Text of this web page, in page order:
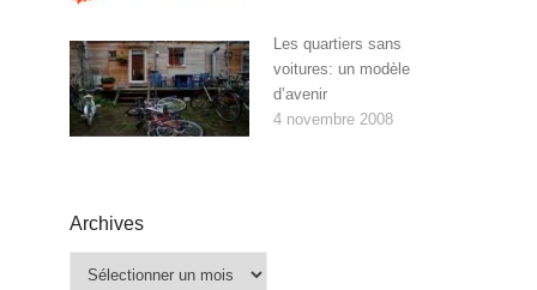
Les quartiers sans
voitures: un modèle
d’avenir
4 novembre 2008
Archives